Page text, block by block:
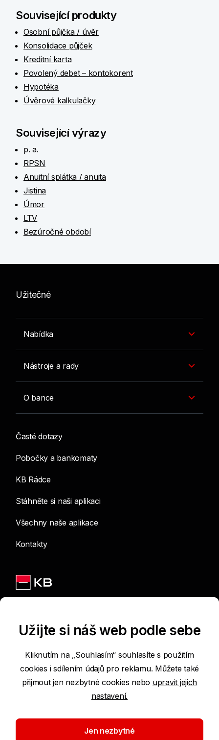
Související produkty
Osobní půjčka / úvěr
Konsolidace půjček
Kreditní karta
Povolený debet – kontokorent
Hypotéka
Úvěrové kalkulačky
Související výrazy
p. a.
RPSN
Anuitní splátka / anuita
Jistina
Úmor
LTV
Bezúročné období
Užitečné
Nabídka
Nástroje a rady
O bance
Časté dotazy
Pobočky a bankomaty
KB Rádce
Stáhněte si naši aplikaci
Všechny naše aplikace
Kontakty
Podmínky používání internetových stránek
Prohlášení o přístupnosti
Ochrana osobních údajů
Užijte si náš web podle sebe
Kliknutím na „Souhlasím“ souhlasíte s použitím
cookies i sdílením údajů pro reklamu. Můžete také
přijmout jen nezbytné cookies nebo upravit jejich
nastavení.
Jen nezbytné